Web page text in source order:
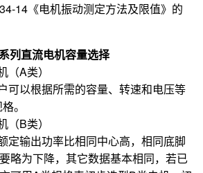
14《电机振动测定方法及限值》的
列直流电机容量选择
A类）
以根据所需的容量、转速和电压等
。
B类）
输出功率比相同中心高，相同底脚
略为下降，其它数据基本相同，若已